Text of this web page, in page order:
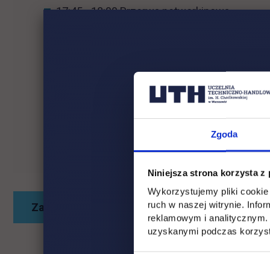
Zgoda
Niniejsza strona korzysta z
Wykorzystujemy pliki
ruch w naszej witrynie.
reklamowym i
uzyskanymi podczas
17:45 - 18:00 Przerwa networkinowa
18:45 - 19:15 Sabina Białek,
Zachęcamy do nabycia biletówlink otwiera się